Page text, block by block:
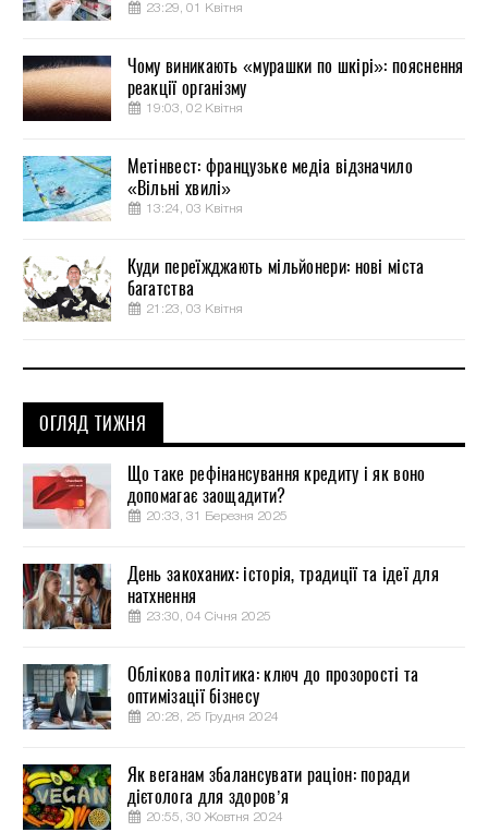
23:29, 01 Квітня
Чому виникають «мурашки по шкірі»: пояснення
реакції організму
19:03, 02 Квітня
Метінвест: французьке медіа відзначило
«Вільні хвилі»
13:24, 03 Квітня
Куди переїжджають мільйонери: нові міста
багатства
21:23, 03 Квітня
ОГЛЯД ТИЖНЯ
Що таке рефінансування кредиту і як воно
допомагає заощадити?
20:33, 31 Березня 2025
День закоханих: історія, традиції та ідеї для
натхнення
23:30, 04 Січня 2025
Облікова політика: ключ до прозорості та
оптимізації бізнесу
20:28, 25 Грудня 2024
Як веганам збалансувати раціон: поради
дієтолога для здоров’я
20:55, 30 Жовтня 2024